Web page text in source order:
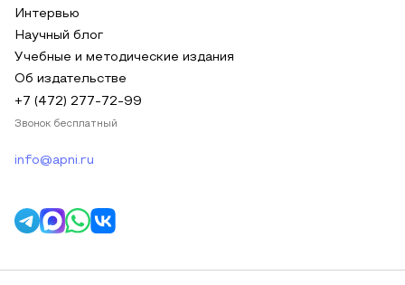
Интервью
Научный блог
Учебные и методические издания
Об издательстве
+7 (472) 277-72-99
Звонок бесплатный
info@apni.ru